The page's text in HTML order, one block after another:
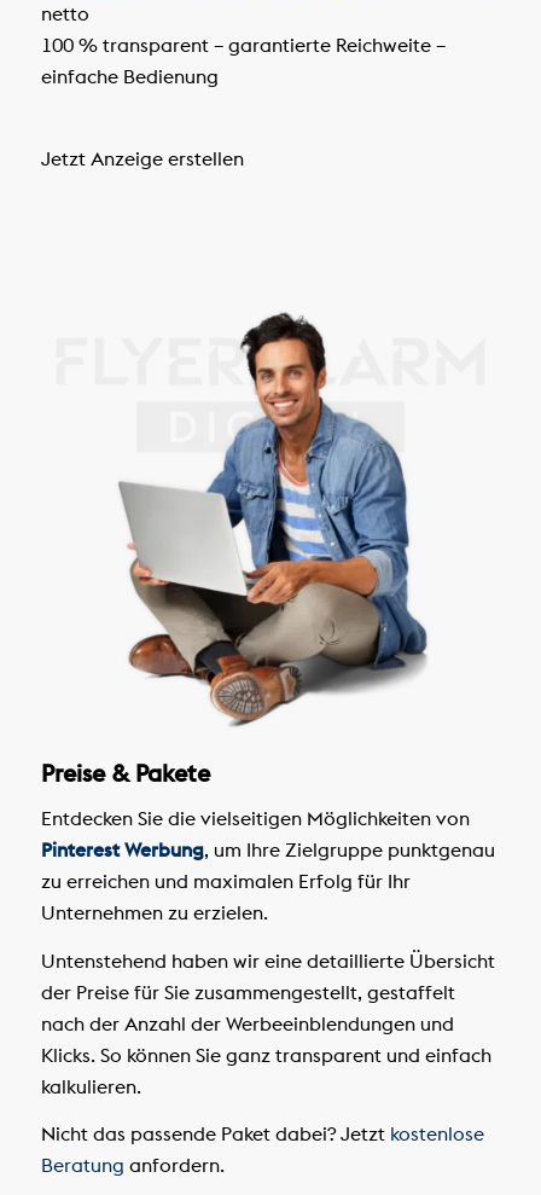
netto
100 % transparent – garantierte Reichweite –
einfache Bedienung
Jetzt Anzeige erstellen
Preise & Pakete
Entdecken Sie die vielseitigen Möglichkeiten von
Pinterest Werbung, um Ihre Zielgruppe punktgenau
zu erreichen und maximalen Erfolg für Ihr
Unternehmen zu erzielen.
Untenstehend haben wir eine detaillierte Übersicht
der Preise für Sie zusammengestellt, gestaffelt
nach der Anzahl der Werbeeinblendungen und
Klicks. So können Sie ganz transparent und einfach
kalkulieren.
Nicht das passende Paket dabei? Jetzt kostenlose
Beratung anfordern.